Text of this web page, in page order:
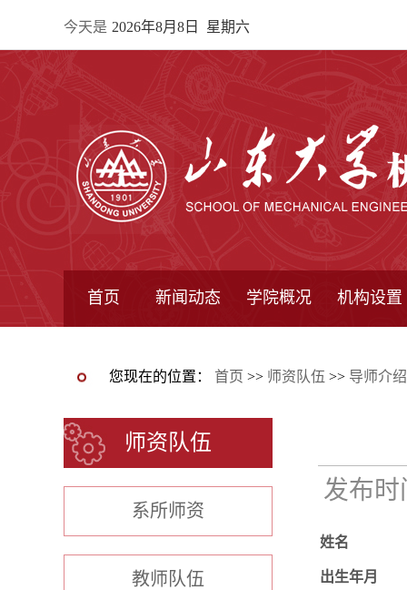
今天是 2026年8月8日 星期六
首页 新闻动态 学院概况 机构设置
您现在的位置： 首页 >> 师资队伍 >> 导师介绍
师资队伍
系所师资
教师队伍
发布
姓名
出生年月